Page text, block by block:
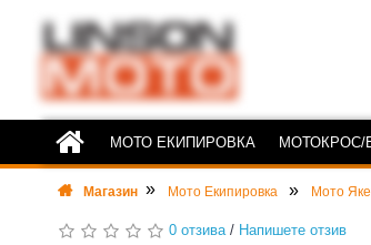
МОТО ЕКИПИРОВКА МОТОКРОС/
Магазин Мото Екипировка Мото
0 отзива/ Напишете отзив